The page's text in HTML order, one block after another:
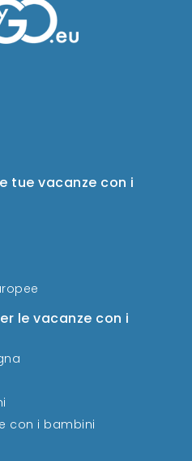
tue vacanze con i
le vacanze con i
con i bambini